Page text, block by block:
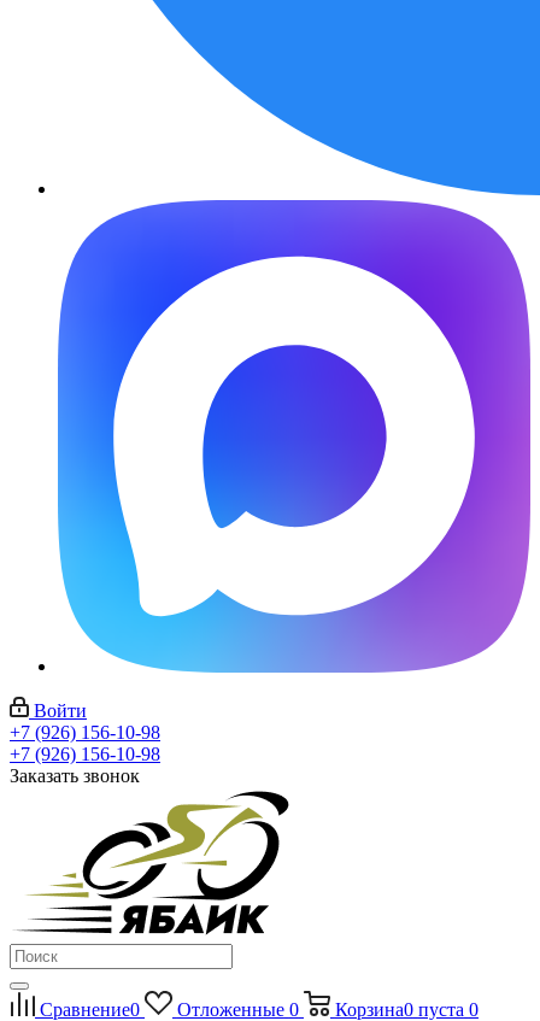
Войти
+7 (926) 156-10-98
+7 (926) 156-10-98
Заказать звонок
Сравнение0 Отложенные 0 Корзина0 пуста 0